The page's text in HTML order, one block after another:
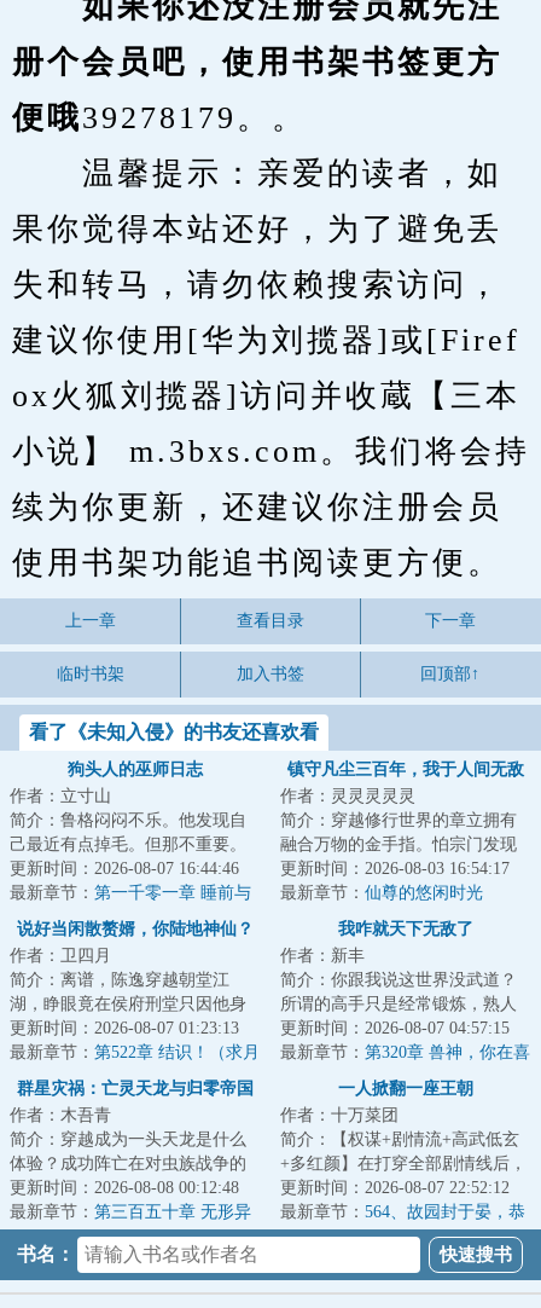
册个会员吧，使用书架书签更方
便哦39278179。。
温馨提示：亲爱的读者，如
果你觉得本站还好，为了避免丢
失和转马，请勿依赖搜索访问，
建议你使用[华为刘揽器]或[Firef
ox火狐刘揽器]访问并收蔵【三本
小说】 m.3bxs.com。我们将会持
续为你更新，还建议你注册会员
使用书架功能追书阅读更方便。
上一章 查看目录 下一章
临时书架 加入书签 回顶部↑
看了《未知入侵》的书友还喜欢看
狗头人的巫师日志
作者：立寸山
简介：鲁格闷闷不乐。他发现自
己最近有点掉毛。但那不重要。
超凡世界的大门正向他敞开。他
要成为强大的巫...
更新时间：2026-08-07 16:44:46
最新章节： 第一千零一章 睡前与
阅读
镇守凡尘三百年，我于人间无敌
作者：灵灵灵灵灵
简介：穿越修行世界的章立拥有
融合万物的金手指。怕宗门发现
他“夺舍”身份，他选择镇守凡尘三
百年的任务...
更新时间：2026-08-03 16:54:17
最新章节： 仙尊的悠闲时光
说好当闲散赘婿，你陆地神仙？
作者：卫四月
简介：离谱，陈逸穿越朝堂江
湖，睁眼竟在侯府刑堂只因他身
为赘婿，却在大婚之日逃婚。不
但不受侯府待见，...
更新时间：2026-08-07 01:23:13
最新章节： 第522章 结识！（求月
票）
我咋就天下无敌了
作者：新丰
简介：你跟我说这世界没武道？
所谓的高手只是经常锻炼，熟人
生巧的原因？不可能，绝不可
能。这面板有境界...
更新时间：2026-08-07 04:57:15
最新章节： 第320章 兽神，你在喜
群星灾祸：亡灵天龙与归零帝国
作者：木吾青
简介：穿越成为一头天龙是什么
体验？成功阵亡在对虫族战争的
林子墨表示墓前情况良好。然而
宇宙跟他开了一...
更新时间：2026-08-08 00:12:48
最新章节： 第三百五十章 无形异
一人掀翻一座王朝
作者：十万菜团
简介：【权谋+剧情流+高武低玄
+多红颜】在打穿全部剧情线后，
李明夷穿越到了游戏《天下潮》
中，成为了刚...
更新时间：2026-08-07 22:52:12
最新章节： 564、故园封于晏，恭
候二位多时！（二合一）
书名：